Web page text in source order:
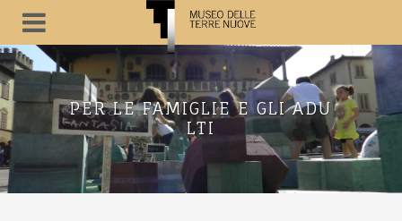
PER LE FAMIGLIE E GLI ADU
LTI